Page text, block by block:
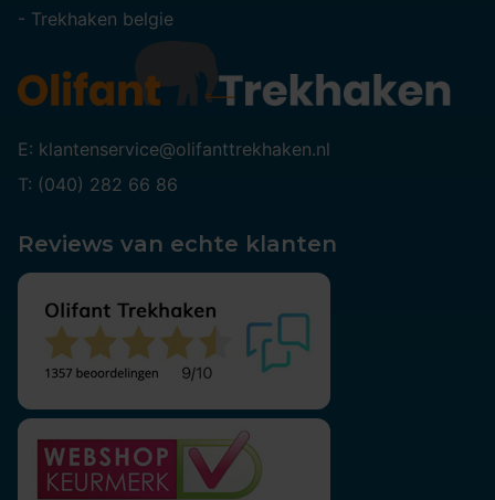
- Trekhaken belgie
E: klantenservice@olifanttrekhaken.nl
T: (040) 282 66 86
Reviews van echte klanten